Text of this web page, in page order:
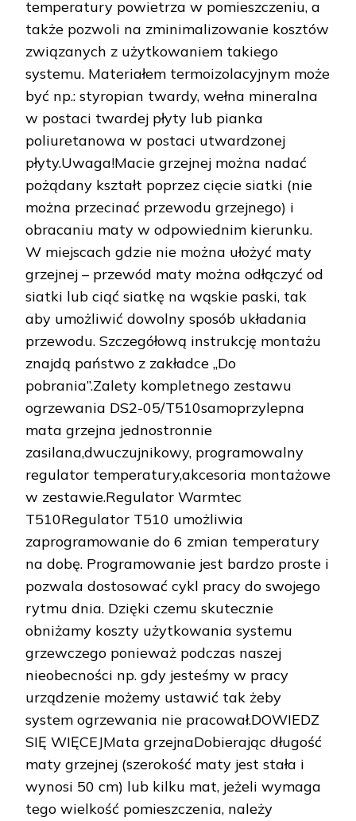
temperatury powietrza w pomieszczeniu, a
także pozwoli na zminimalizowanie kosztów
związanych z użytkowaniem takiego
systemu. Materiałem termoizolacyjnym może
być np.: styropian twardy, wełna mineralna
w postaci twardej płyty lub pianka
poliuretanowa w postaci utwardzonej
płyty.Uwaga!Macie grzejnej można nadać
pożądany kształt poprzez cięcie siatki (nie
można przecinać przewodu grzejnego) i
obracaniu maty w odpowiednim kierunku.
W miejscach gdzie nie można ułożyć maty
grzejnej – przewód maty można odłączyć od
siatki lub ciąć siatkę na wąskie paski, tak
aby umożliwić dowolny sposób układania
przewodu. Szczegółową instrukcję montażu
znajdą państwo z zakładce „Do
pobrania”.Zalety kompletnego zestawu
ogrzewania DS2-05/T510samoprzylepna
mata grzejna jednostronnie
zasilana,dwuczujnikowy, programowalny
regulator temperatury,akcesoria montażowe
w zestawie.Regulator Warmtec
T510Regulator T510 umożliwia
zaprogramowanie do 6 zmian temperatury
na dobę. Programowanie jest bardzo proste i
pozwala dostosować cykl pracy do swojego
rytmu dnia. Dzięki czemu skutecznie
obniżamy koszty użytkowania systemu
grzewczego ponieważ podczas naszej
nieobecności np. gdy jesteśmy w pracy
urządzenie możemy ustawić tak żeby
system ogrzewania nie pracował.DOWIEDZ
SIĘ WIĘCEJMata grzejnaDobierając długość
maty grzejnej (szerokość maty jest stała i
wynosi 50 cm) lub kilku mat, jeżeli wymaga
tego wielkość pomieszczenia, należy